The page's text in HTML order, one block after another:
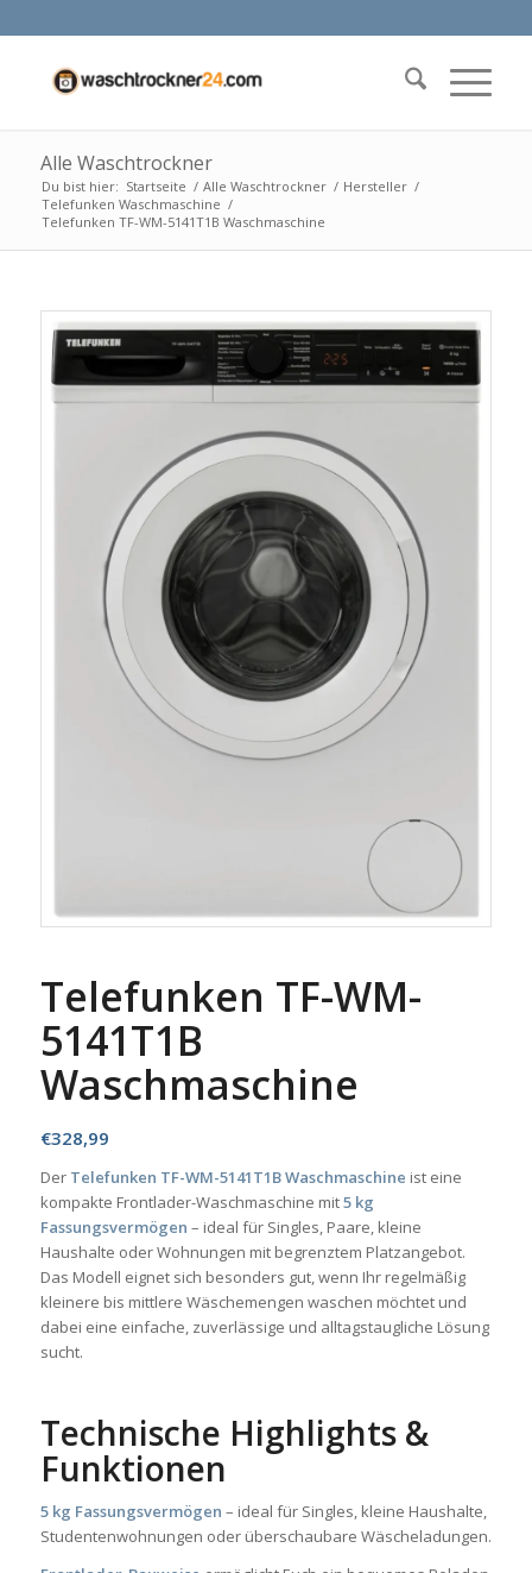
Alle Waschtrockner
Du bist hier: Startseite / Alle Waschtrockner / Hersteller /
Telefunken Waschmaschine /
Telefunken TF-WM-5141T1B Waschmaschine
Telefunken TF-WM-
5141T1B
Waschmaschine
€328,99
Der Telefunken TF-WM-5141T1B Waschmaschine ist eine
kompakte Frontlader-Waschmaschine mit5 kg
Fassungsvermögen – ideal für Singles, Paare, kleine
Haushalte oder Wohnungen mit begrenztem Platzangebot.
Das Modell eignet sich besonders gut, wenn Ihr regelmäßig
kleinere bis mittlere Wäschemengen waschen möchtet und
dabei eine einfache, zuverlässige und alltagstaugliche Lösung
sucht.
Technische Highlights &
Funktionen
5 kg Fassungsvermögen – ideal für Singles, kleine Haushalte,
Studentenwohnungen oder überschaubare Wäscheladungen.